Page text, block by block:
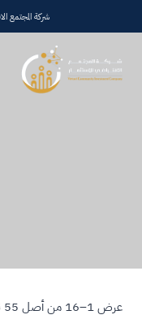
شركة المجتمع
عرض 1–16 من أصل 55 نتيجة